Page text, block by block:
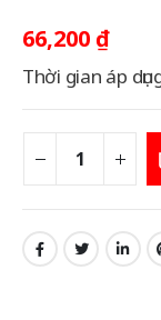
66,200 ₫
Thời gian áp